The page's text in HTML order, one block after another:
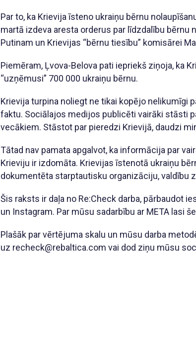
Par to, ka Krievija īsteno ukraiņu bērnu
martā izdeva aresta orderus par līdzdalību
Putinam un Krievijas “bērnu tiesību” komisārei
Piemēram, Ļvova-Belova pati iepriekš ziņoja, ka
“uzņēmusi” 700 000 ukraiņu bērnu.
Krievija turpina noliegt ne tikai kopējo nelikumīgi
faktu. Sociālajos medijos publicēti vairāki stāsti
vecākiem. Stāstot par pieredzi Krievijā, daudzi
Tātad nav pamata apgalvot, ka informācija par
Krieviju ir izdomāta. Krievijas īstenotā ukraiņu
dokumentēta starptautisku organizāciju, valdību
Šis raksts ir daļa no Re:Check darba, pārbaudot
un Instagram. Par mūsu sadarbību ar META lasi
Plašāk par vērtējuma skalu un mūsu darba
uz recheck@rebaltica.com vai dod ziņu mūsu